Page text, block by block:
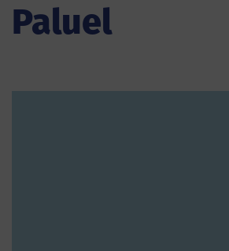
Paluel